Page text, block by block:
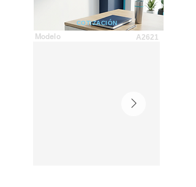
COTIZACIÓN
Modelo A2621